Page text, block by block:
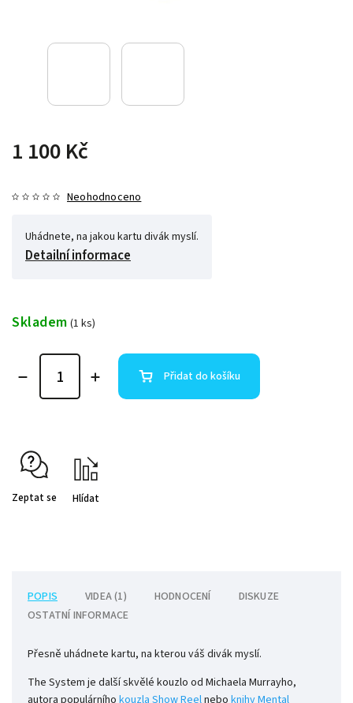
1 100 Kč
Neohodnoceno
Uhádnete, na jakou kartu divák myslí.
Detailní informace
Skladem (1 ks)
Přidat do košíku
Zeptat se Hlídat
POPIS VIDEA (1) HODNOCENÍ
DISKUZE
OSTATNÍ INFORMACE
Přesně uhádnete kartu, na kterou váš divák myslí.
The System je další skvělé kouzlo od Michaela Murrayho,